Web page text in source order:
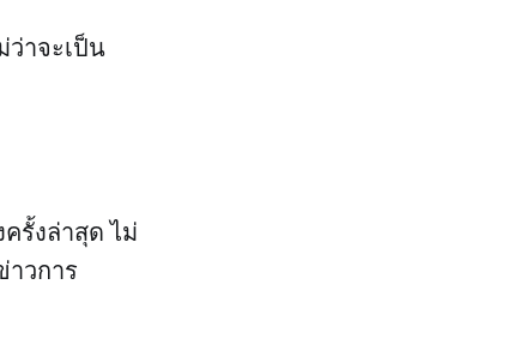
าจะเป็น
รั้งล่าสุด ไม่
าวการ